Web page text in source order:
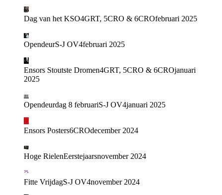
Dag van het KSO4GRT, 5CRO & 6CROfebruari 2025
OpendeurS-J OV4februari 2025
Ensors Stoutste Dromen4GRT, 5CRO & 6CROjanuari
2025
Opendeurdag 8 februariS-J OV4januari 2025
Ensors Posters6CROdecember 2024
Hoge RielenEerstejaarsnovember 2024
Fitte VrijdagS-J OV4november 2024